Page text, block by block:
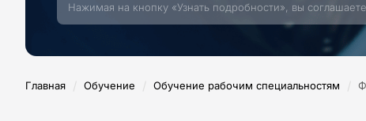
Нажимая на кнопку «Узнать подробности», вы
Главная / Обучение / Обучение рабочим специальностям /